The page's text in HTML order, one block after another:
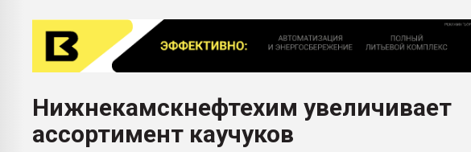
28.07.2026 Автоматизация выходит на
первый план в переработке
пластмасс
ситуацией на строительном рынке
Всё, что касается выдува ПЭТ
бутылок
Нижнекамскнефтехим увеличивает
ассортимент каучуков